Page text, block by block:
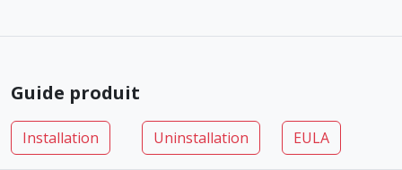
Guide produit
Installation Uninstallation EULA